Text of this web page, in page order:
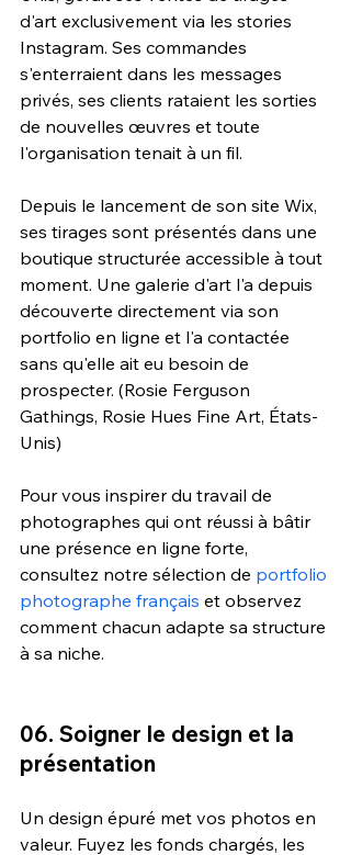
d'art exclusivement via les stories
Instagram. Ses commandes
s'enterraient dans les messages
privés, ses clients rataient les sorties
de nouvelles œuvres et toute
l'organisation tenait à un fil.
Depuis le lancement de son site Wix,
ses tirages sont présentés dans une
boutique structurée accessible à tout
moment. Une galerie d'art l'a depuis
découverte directement via son
portfolio en ligne et l'a contactée
sans qu'elle ait eu besoin de
prospecter. (Rosie Ferguson
Gathings, Rosie Hues Fine Art, États-
Unis)
Pour vous inspirer du travail de
photographes qui ont réussi à bâtir
une présence en ligne forte,
consultez notre sélection de portfolio
photographe français et observez
comment chacun adapte sa structure
à sa niche.
06. Soigner le design et la
présentation
Un design épuré met vos photos en
valeur. Fuyez les fonds chargés, les